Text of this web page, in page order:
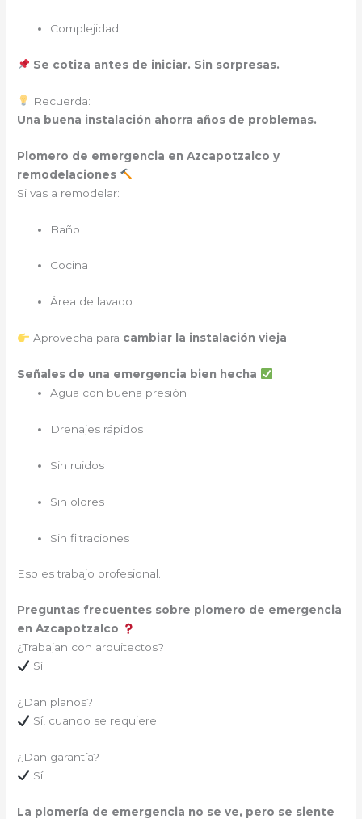
Complejidad
Se cotiza antes de iniciar. Sin sorpresas.
Recuerda:
Una buena instalación ahorra años de problemas.
Plomero de emergencia en Azcapotzalco y
remodelaciones
Si vas a remodelar:
Baño
Cocina
Área de lavado
Aprovecha para cambiar la instalación vieja
Señales de una emergencia bien hecha
Agua con buena presión
Drenajes rápidos
Sin ruidos
Sin olores
Sin filtraciones
Eso es trabajo profesional.
Preguntas frecuentes sobre plomero de emergencia
en Azcapotzalco
¿Trabajan con arquitectos?
Sí.
¿Dan planos?
Sí, cuando se requiere.
¿Dan garantía?
Sí.
La plomería de emergencia no se ve, pero se siente